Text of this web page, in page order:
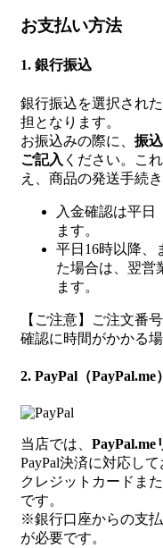
お支払い方法
1. 銀行振込
銀行振込を選択され
担となります。
お振込みの際に、 振
ご記入 ください。こ
え、商品の発送手続
入金確認は平日
ます。
平日16時以降、
た場合は、翌営
ます。
【ご注意】ご注文番
確認に時間がかかる
2. PayPal（PayPal.me
当店では、 PayPal.me
PayPal決済に対応して
クレジットカードま
です。
※銀行口座からの支
が必要です。